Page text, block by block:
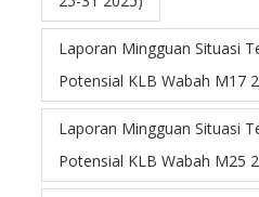
Laporan Mingguan Situasi
Potensial KLB Wabah M17
Laporan Mingguan Situasi
Potensial KLB Wabah M25